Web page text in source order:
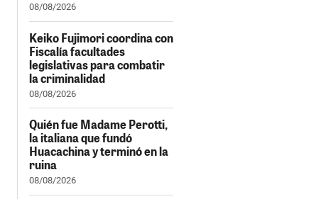
08/08/2026
Keiko Fujimori coordina con
Fiscalía facultades
legislativas para combatir
la criminalidad
08/08/2026
Quién fue Madame Perotti,
la italiana que fundó
Huacachina y terminó en la
ruina
08/08/2026